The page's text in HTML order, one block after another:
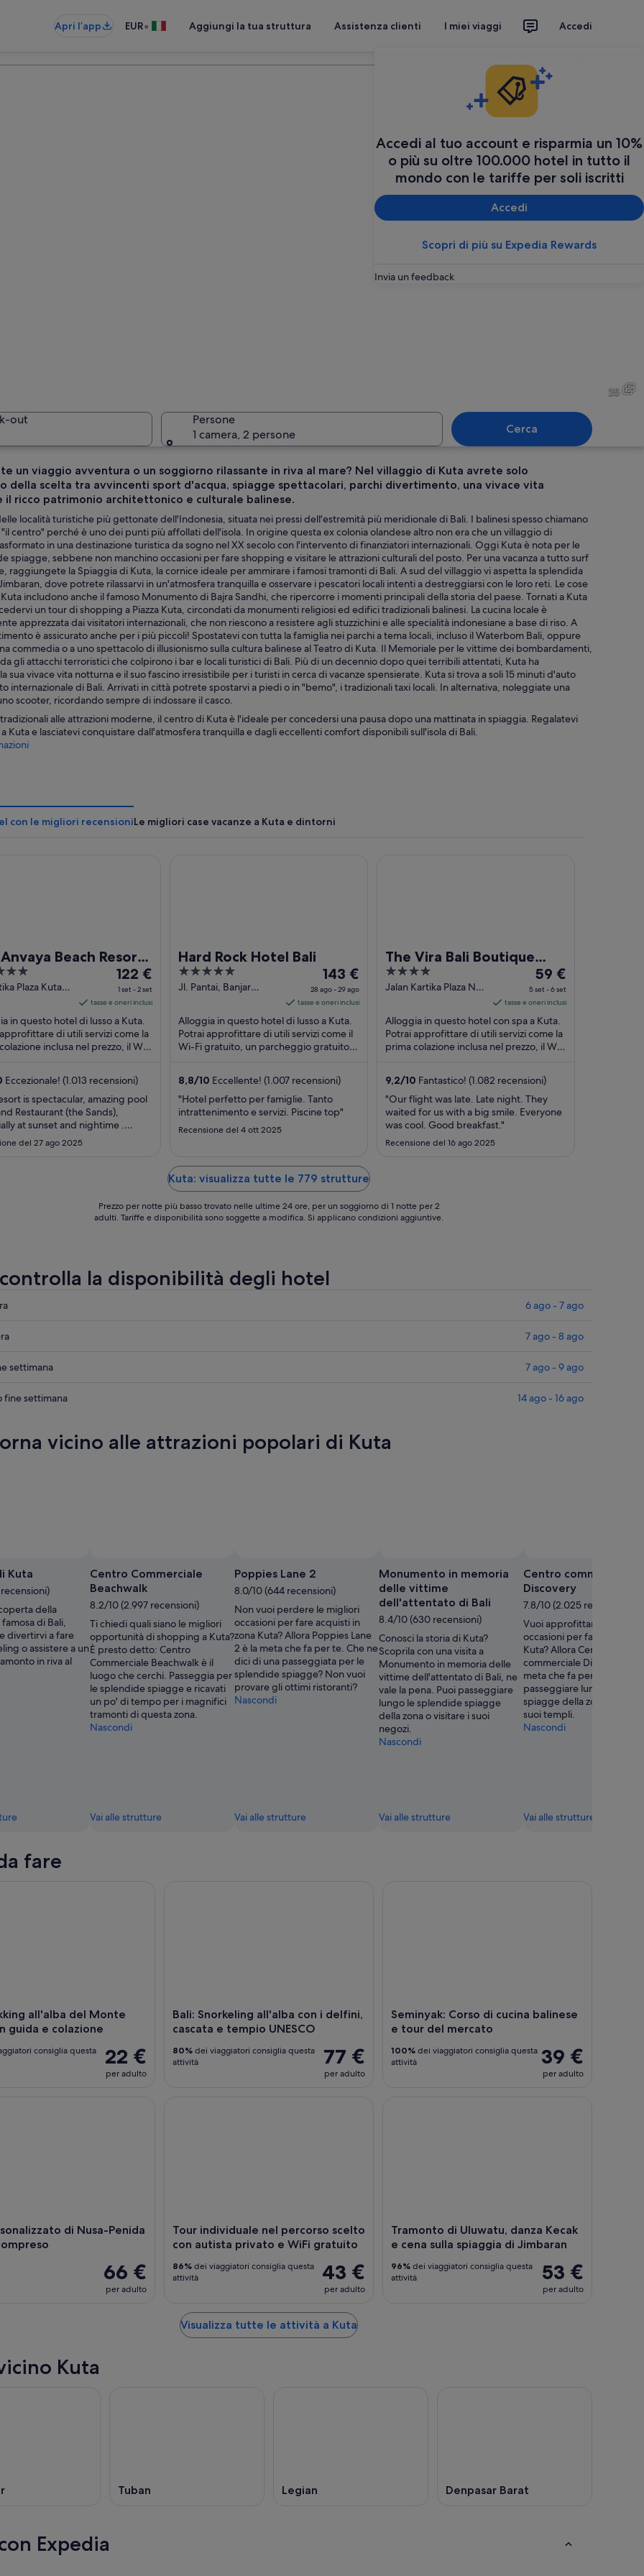
Apri l’app EUR• Aggiungi la tua struttura Assistenza clienti I miei viaggi Accedi
Accedi al tuo account e risparmia un 10%
o più su oltre 100.000 hotel in tutto il
mondo con le tariffe per soli iscritti
Accedi
Scopri di più su Expedia Rewards
Invia un feedback
e pannocchie di mais.
Un tempio tradizionale balinese con elaborate sculture, una torre centrale e uno
Una foresta di mangrovie
25
out
Persone
1 camera, 2 persone
Cerca
un viaggio avventura o un soggiorno rilassante in riva al mare? Nel villaggio di Kuta avrete solo
della scelta tra avvincenti sport d'acqua, spiagge spettacolari, parchi divertimento, una vivace vita
il ricco patrimonio architettonico e culturale balinese.
località turistiche più gettonate dell'Indonesia, situata nei pressi dell'estremità più meridionale di Bali. I balinesi spesso chiamano
centro" perché è uno dei punti più affollati dell'isola. In origine questa ex colonia olandese altro non era che un villaggio di
in una destinazione turistica da sogno nel XX secolo con l'intervento di finanziatori internazionali. Oggi Kuta è nota per le
spiagge, sebbene non manchino occasioni per fare shopping e visitare le attrazioni culturali del posto. Per una vacanza a tutto surf
raggiungete la Spiaggia di Kuta, la cornice ideale per ammirare i famosi tramonti di Bali. A sud del villaggio vi aspetta la splendida
dove potrete rilassarvi in un'atmosfera tranquilla e osservare i pescatori locali intenti a destreggiarsi con le loro reti. Le cose
includono anche il famoso Monumento di Bajra Sandhi, che ripercorre i momenti principali della storia del paese. Tornati a Kuta
un tour di shopping a Piazza Kuta, circondati da monumenti religiosi ed edifici tradizionali balinesi. La cucina locale è
apprezzata dai visitatori internazionali, che non riescono a resistere agli stuzzichini e alle specialità indonesiane a base di riso. A
è assicurato anche per i più piccoli! Spostatevi con tutta la famiglia nei parchi a tema locali, incluso il Waterbom Bali, oppure
commedia o a uno spettacolo di illusionismo sulla cultura balinese al Teatro di Kuta. Il Memoriale per le vittime dei bombardamenti,
gli attacchi terroristici che colpirono i bar e locali turistici di Bali. Più di un decennio dopo quei terribili attentati, Kuta ha
sua vivace vita notturna e il suo fascino irresistibile per i turisti in cerca di vacanze spensierate. Kuta si trova a soli 15 minuti d'auto
internazionale di Bali. Arrivati in città potrete spostarvi a piedi o in "bemo", i tradizionali taxi locali. In alternativa, noleggiate una
scooter, ricordando sempre di indossare il casco.
alle attrazioni moderne, il centro di Kuta è l'ideale per concedersi una pausa dopo una mattinata in spiaggia. Regalatevi
a Kuta e lasciatevi conquistare dall'atmosfera tranquilla e dagli eccellenti comfort disponibili sull'isola di Bali.
con le migliori recensioniLe migliori case vacanze a Kuta e dintorni
Beach Resort
Plaza Kuta
Il
prezzo
è
122 €
a
notte
periodo
set
-
122 €
1 set - 2 set
tasse e oneri inclusi
in questo hotel di lusso a Kuta.
di utili servizi come la
inclusa nel prezzo, il Wi-
Eccezionale! (1.013 recensioni)
is spectacular, amazing pool
Restaurant (the Sands),
at sunset and nightime .
set and mood were magic. The
service are well prepaired,
del 27 ago 2025
Hard Rock Hotel Bali
5
out
5
Jl. Pantai, Banjar
Il
prezzo
è
143 €
a
notte
periodo
28
ago
143 €
28 ago - 29 ago
tasse e oneri inclusi
Alloggia in questo hotel di lusso a Kuta.
Potrai approfittare di utili servizi come il
Wi-Fi gratuito, un parcheggio gratuito e
8,8/10 Eccellente! (1.007 recensioni)
"Hotel perfetto per famiglie. Tanto
intrattenimento e servizi. Piscine top"
Recensione del 4 ott 2025
The Vira Bali Boutique
Hotel & Suite
4
out
5
Jalan Kartika Plaza No.
Il
prezzo
è
59 €
a
notte
periodo
set
59 €
5 set - 6 set
tasse e oneri inclusi
Alloggia in questo hotel con spa a Kuta.
Potrai approfittare di utili servizi come la
prima colazione inclusa nel prezzo, il Wi-
9,2/10 Fantastico! (1.082 recensioni)
"Our flight was late. Late night. They
waited for us with a big smile. Everyone
was cool. Good breakfast."
Recensione del 16 ago 2025
Kuta: visualizza tutte le 779 strutture
Prezzo per notte più basso trovato nelle ultime 24 ore, per un soggiorno di 1 notte per 2
adulti. Tariffe e disponibilità sono soggette a modifica. Si applicano condizioni aggiuntive.
la disponibilità degli hotel
6 ago - 7 ago
7 ago - 8 ago
settimana 7 ago - 9 ago
fine settimana 14 ago - 16 ago
vicino alle attrazioni popolari di Kuta
Kuta
recensioni)
della
di Bali,
divertirvi a fare
o assistere a un
in riva al
Centro Commerciale
Beachwalk
8.2/10 (2.997 recensioni)
Ti chiedi quali siano le migliori
opportunità di shopping a Kuta?
È presto detto: Centro
Commerciale Beachwalk è il
luogo che cerchi. Passeggia per
le splendide spiagge e ricavati
un po' di tempo per i magnifici
tramonti di questa zona.
Nascondi
Vai alle strutture
gratuita
di
DrShelka
Poppies Lane 2
8.0/10 (644 recensioni)
Non vuoi perdere le migliori
occasioni per fare acquisti in
zona Kuta? Allora Poppies Lane
2 è la meta che fa per te. Che ne
dici di una passeggiata per le
splendide spiagge? Non vuoi
provare gli ottimi ristoranti?
Nascondi
Vai alle strutture
Monumento in memoria
delle vittime
dell'attentato di Bali
8.4/10 (630 recensioni)
Conosci la storia di Kuta?
Scoprila con una visita a
Monumento in memoria delle
vittime dell'attentato di Bali, ne
vale la pena. Puoi passeggiare
lungo le splendide spiagge
della zona o visitare i suoi
negozi.
Nascondi
Vai alle strutture
Centro commerciale
Discovery
7.8/10 (2.025 recensioni)
Vuoi approfittare delle
occasioni per fare acquisti
Kuta? Allora Centro
commerciale Discovery è la
meta che fa per te. Puoi
passeggiare lungo le
spiagge della zona o
suoi templi.
Nascondi
Vai alle strutture
fare
all'alba del Monte
guida e colazione
22 €
per adulto
consiglia questa
Bali: Snorkeling all'alba con i delfini,
cascata e tempio UNESCO
77 €
per adulto
80% dei viaggiatori consiglia questa
attività
Seminyak: Corso di cucina balinese
e tour del mercato
39 €
per adulto
100% dei viaggiatori consiglia questa
attività
di Nusa-Penida
66 €
per adulto
Tour individuale nel percorso scelto
con autista privato e WiFi gratuito
43 €
per adulto
86% dei viaggiatori consiglia questa
attività
Tramonto di Uluwatu, danza Kecak
e cena sulla spiaggia di Jimbaran
53 €
per adulto
96% dei viaggiatori consiglia questa
attività
Visualizza tutte le attività a Kuta
Kuta
Tuban Legian Denpasar Barat
Expedia